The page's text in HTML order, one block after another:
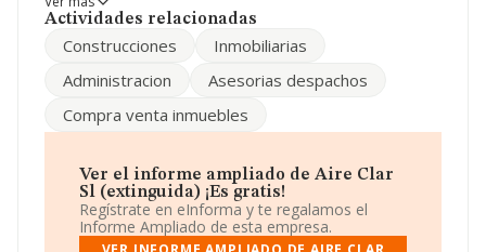
arrendamiento o aseguramiento. construcción y
Mercantil como Sociedad Limitada. Su CNAE
no tiene actividad en mercados exteriores.
La compañíaAire Clar S.L (extinguida)
tiene su domicilio social establecido en Calle Eusebi
provincia de Isles Baleares, Islas Baleares.
En base a la información de la que dispone INFORMA
sobre 231.218 compañías, la facturación en el ámbito
nacional alcanza los 29.817 millones de euros y el
Actividades relacionadas
Construcciones
Inmobiliarias
Administracion
Asesorias despachos
Compra venta inmuebles
Ver el informe ampliado de Aire Clar
Sl (extinguida) ¡Es gratis!
Regístrate en eInforma y te regalamos el
Informe Ampliado de esta empresa.